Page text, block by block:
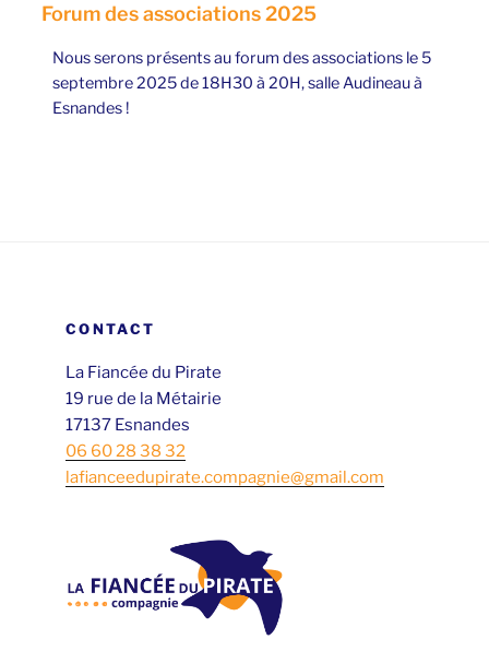
Forum des associations 2025
Nous serons présents au forum des associations le 5
septembre 2025 de 18H30 à 20H, salle Audineau à
Esnandes !
CONTACT
La Fiancée du Pirate
19 rue de la Métairie
17137 Esnandes
06 60 28 38 32
lafianceedupirate.compagnie@gmail.com